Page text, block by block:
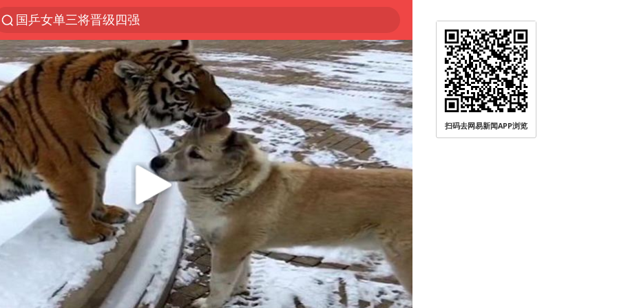
国乒女单三将晋级四强
光影经济撬动暑期消费新蓝海
马克·艾伦退出斯诺克中国公开赛
新疆优化调整景区内自驾服务费
上四休三，但降薪1000元，你接受吗？
WTT瑞典大满贯女单签表出炉
情侣平潭拍日出坠崖1死1伤
36岁男演员成景区NPC后人气爆棚
全民健身事业高质量发展
台当局重金为“台独”织“皇帝新衣”
几元成本的AI广告导致千万市值蒸发
老挝国会主席赛宋蓬逝世
扫码去网易新闻APP浏览